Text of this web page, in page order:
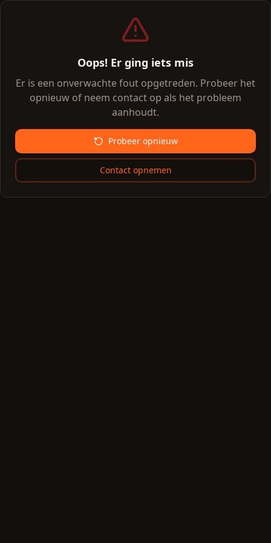
Oops! Er ging iets mis
Er is een onverwachte fout opgetreden. Probeer het
opnieuw of neem contact op als het probleem
aanhoudt.
Probeer opnieuw
Contact opnemen